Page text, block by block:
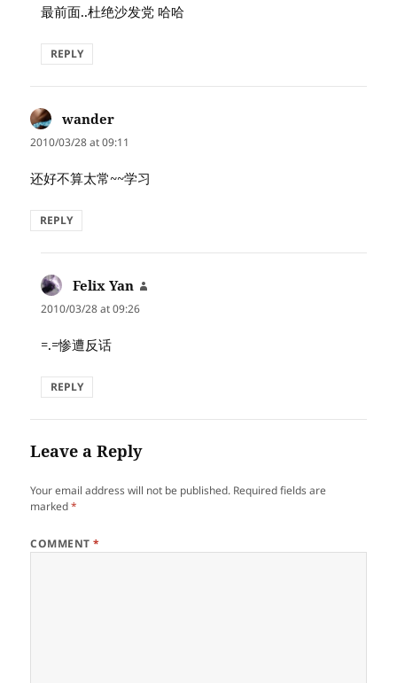
最前面..杜绝沙发党 哈哈
REPLY
wander
2010/03/28 at 09:11
还好不算太常~~学习
REPLY
Felix Yan
2010/03/28 at 09:26
=.=惨遭反话
REPLY
Leave a Reply
Your email address will not be published. Required fields are
marked*
COMMENT*